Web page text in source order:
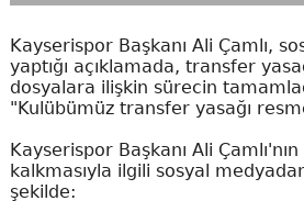
Kayserispor Başkanı Ali Çamlı,
yaptığı açıklamada, transfer
dosyalara ilişkin sürecin
"Kulübümüz transfer yasağı
Kayserispor Başkanı Ali
kalkmasıyla ilgili sosyal
şekilde: